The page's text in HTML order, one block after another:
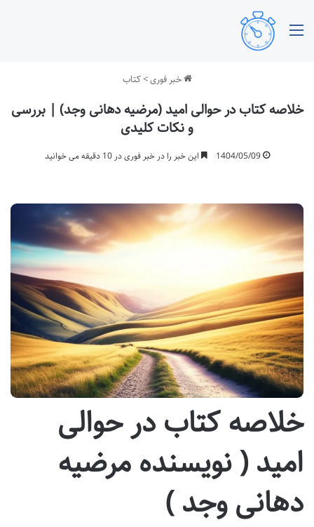
خبر فوری>کتاب
خلاصه کتاب در حوالی امید (مرضیه دهانی وجد) | بررسی
و نکات کلیدی
1404/05/09 این خبر را در خبر فوری در 10 دقیقه می خوانید
خلاصه کتاب در حوالی
امید ( نویسنده مرضیه
دهانی وجد )